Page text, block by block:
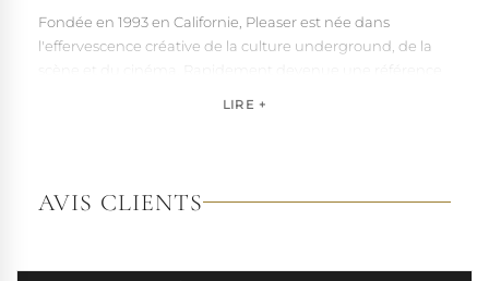
Fondée en 1993 en Californie, Pleaser est née dans
l'effervescence créative de la culture underground, de la
aujourd'hui distribuée dans 110 pays.
de la mode, Pleaser propose des collections ultra féminines
LIRE +
AVIS CLIENTS